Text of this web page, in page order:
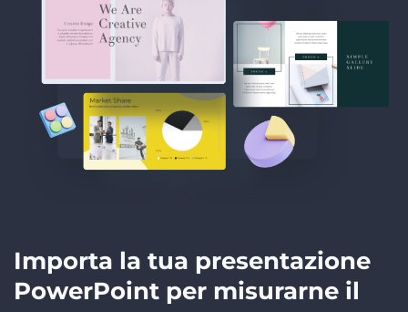
Importa la tua presentazione
PowerPoint per misurarne il